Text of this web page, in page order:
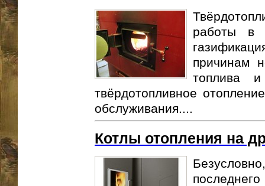
работы в
причинам
топлива
твёрдотопливное
обслуживания....
Котлы отопления на